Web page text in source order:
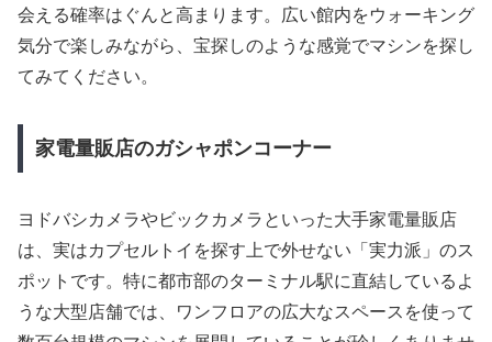
会える確率はぐんと高まります。広い館内をウォーキング
気分で楽しみながら、宝探しのような感覚でマシンを探し
てみてください。
家電量販店のガシャポンコーナー
ヨドバシカメラやビックカメラといった大手家電量販店
は、実はカプセルトイを探す上で外せない「実力派」のス
ポットです。特に都市部のターミナル駅に直結しているよ
うな大型店舗では、ワンフロアの広大なスペースを使って